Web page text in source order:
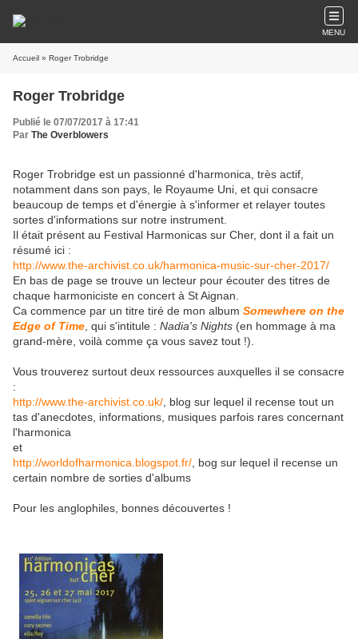
MENU
Accueil » Roger Trobridge
Roger Trobridge
Publié le 07/07/2017 à 17:41
Par The Overblowers
Roger Trobridge est un passionné d'harmonica, très actif,
notamment dans son pays, le Royaume Uni, et qui consacre
beaucoup de temps et d'énergie à s'informer et relayer toutes
sortes d'informations sur notre instrument.
Il était présent au Festival Harmonicas sur Cher, dont il a fait un
résumé ici :
http://www.the-archivist.co.uk/harmonica-music-sur-cher-2017/
En bas de page se trouve un lecteur pour écouter des titres de
chaque harmoniciste en concert à St Aignan.
Ca commence par un titre tiré de mon album Somewhere on the
Edge of Time , qui s'intitule : Nadia's Nights (en hommage à ma
grand-mère, voilà comme ça vous savez tout !).
Vous trouverez surtout deux ressources auxquelles il se consacre
:
http://www.the-archivist.co.uk/ , blog sur lequel il recense tout un
tas d'anecdotes, informations, musiques parfois rares concernant
l'harmonica
et
http://worldofharmonica.blogspot.fr/ , bog sur lequel il recense un
certain nombre de sorties d'albums
Pour les anglophiles, bonnes découvertes !